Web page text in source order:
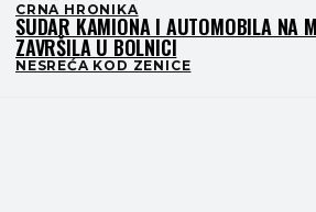
CRNA HRONIKA
SUDAR KAMIONA I AUTOMOBILA NA
ZAVRŠILA U BOLNICI
NESREĆA KOD ZENICE